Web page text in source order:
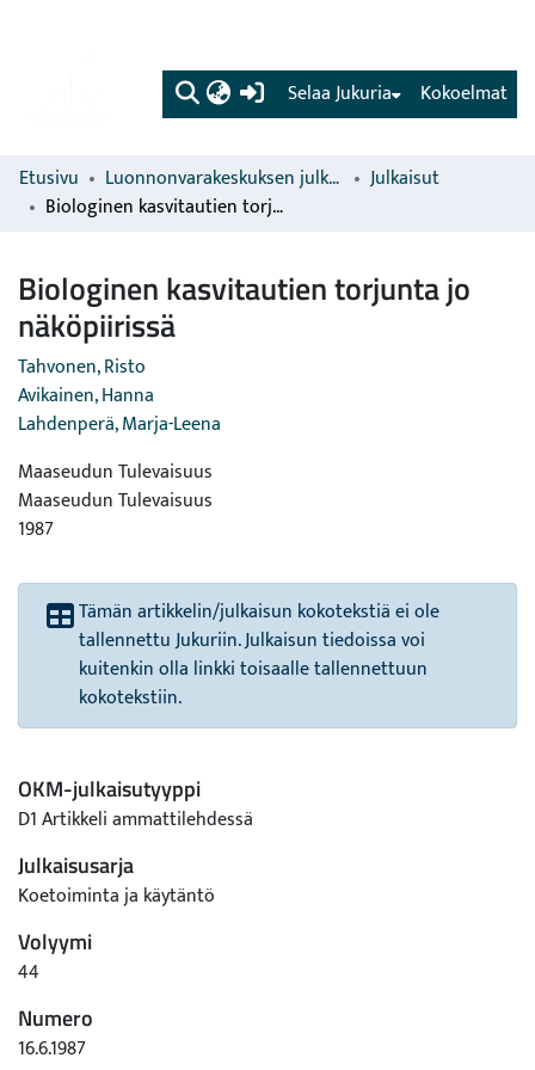
(current) Kokoelmat
Selaa Jukuria
Etusivu Luonnonvarakeskuksen julkaisut
Julkaisut
Biologinen kasvitautien torjunta jo näköpiirissä
Biologinen kasvitautien torjunta jo
näköpiirissä
Tahvonen, Risto
Avikainen, Hanna
Lahdenperä, Marja-Leena
Maaseudun Tulevaisuus
Maaseudun Tulevaisuus
1987
Tämän artikkelin/julkaisun kokotekstiä ei ole
tallennettu Jukuriin. Julkaisun tiedoissa voi
kuitenkin olla linkki toisaalle tallennettuun
kokotekstiin.
OKM-julkaisutyyppi
D1 Artikkeli ammattilehdessä
Julkaisusarja
Koetoiminta ja käytäntö
Volyymi
44
Numero
16.6.1987